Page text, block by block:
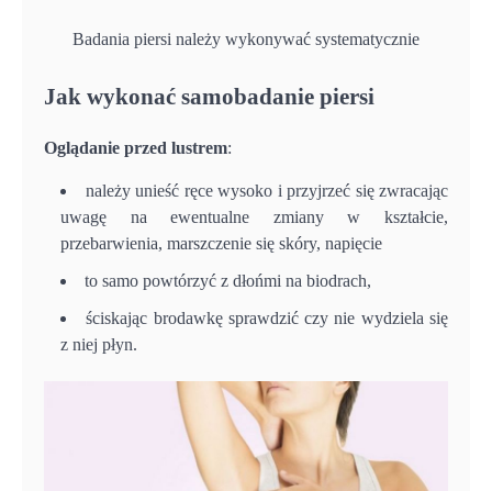
Badania piersi należy wykonywać systematycznie
Jak wykonać samobadanie piersi
Oglądanie przed lustrem:
należy unieść ręce wysoko i przyjrzeć się zwracając
uwagę na ewentualne zmiany w kształcie,
przebarwienia, marszczenie się skóry, napięcie
to samo powtórzyć z dłońmi na biodrach,
ściskając brodawkę sprawdzić czy nie wydziela się
z niej płyn.